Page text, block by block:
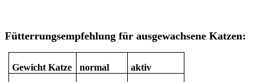
Fütterrungsempfehlung für ausgewachsene Katzen:
Gewicht Katze normal aktiv